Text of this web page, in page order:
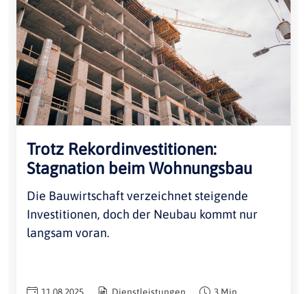
Trotz Rekordinvestitionen:
Stagnation beim Wohnungsbau
Die Bauwirtschaft verzeichnet steigende
Investitionen, doch der Neubau kommt nur
langsam voran.